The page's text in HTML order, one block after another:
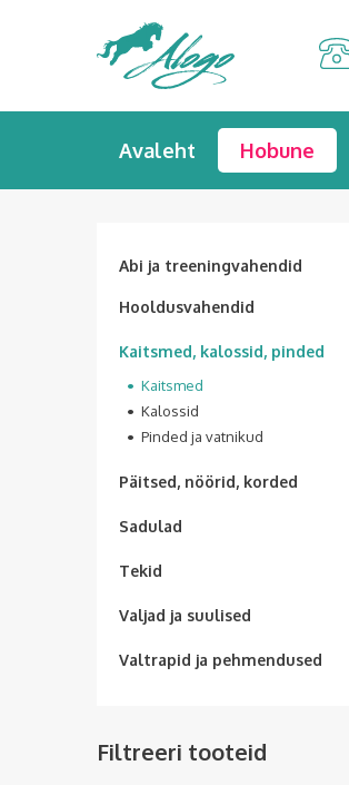
Alogo Hobu ja
ratsavarustus
Avaleht Hobune
Abi ja treeningvahendid
Hooldusvahendid
Kaitsmed, kalossid, pinded
Kaitsmed
Kalossid
Pinded ja vatnikud
Päitsed, nöörid, korded
Sadulad
Tekid
Valjad ja suulised
Valtrapid ja pehmendused
Filtreeri tooteid